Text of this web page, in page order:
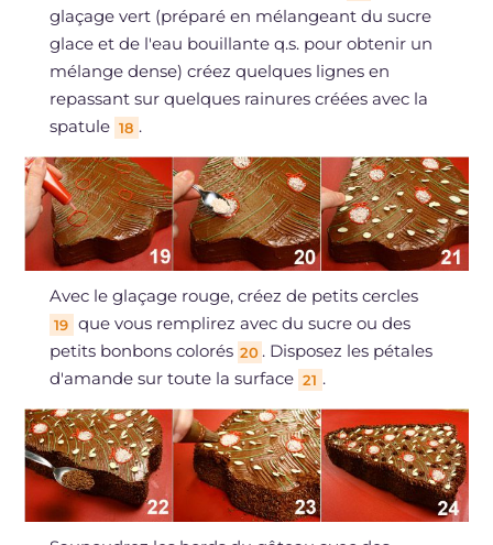
glaçage vert (préparé en mélangeant du sucre
glace et de l'eau bouillante q.s. pour obtenir un
mélange dense) créez quelques lignes en
repassant sur quelques rainures créées avec la
spatule 18 .
Avec le glaçage rouge, créez de petits cercles
19 que vous remplirez avec du sucre ou des
petits bonbons colorés 20 . Disposez les pétales
d'amande sur toute la surface 21 .